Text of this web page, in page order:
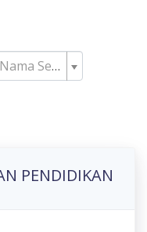
-- Ketikan NPSN atau Nama Sekolah--
PENDIDIKAN